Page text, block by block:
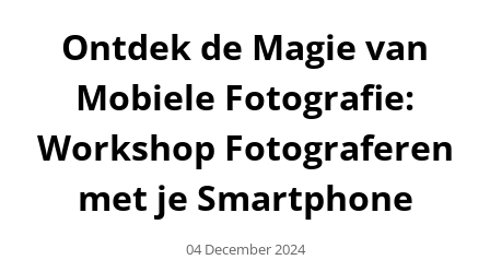
Ontdek de Magie van
Mobiele Fotografie:
Workshop Fotograferen
met je Smartphone
Geplaatst
04 December 2024